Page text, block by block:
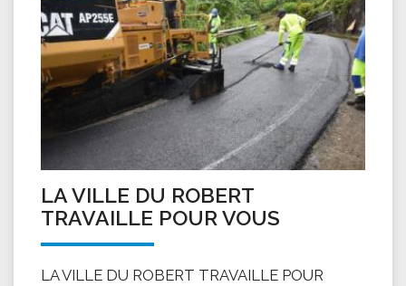
LA VILLE DU ROBERT
TRAVAILLE POUR VOUS
LA VILLE DU ROBERT TRAVAILLE POUR